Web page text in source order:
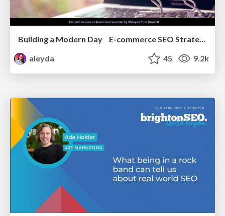
Building a Modern Day E-commerce SEO Strategy
aleyda
45 9.2k